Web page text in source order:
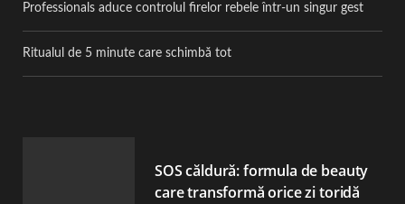
Professionals aduce controlul firelor rebele într-un singur gest
Ritualul de 5 minute care schimbă tot
SOS căldură: formula de beauty
care transformă orice zi toridă